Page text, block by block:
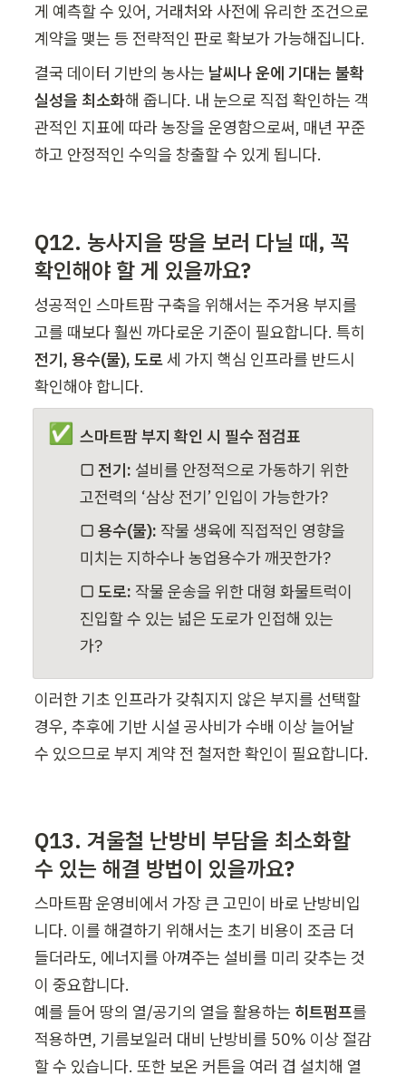
게 예측할 수 있어, 거래처와 사전에 유리한 조건으로
계약을 맺는 등 전략적인 판로 확보가 가능해집니다.
결국 데이터 기반의 농사는 날씨나 운에 기대는 불확
실성을 최소화해 줍니다. 내 눈으로 직접 확인하는 객
관적인 지표에 따라 농장을 운영함으로써, 매년 꾸준
하고 안정적인 수익을 창출할 수 있게 됩니다.
Q12. 농사지을 땅을 보러 다닐 때, 꼭
확인해야 할 게 있을까요?
성공적인 스마트팜 구축을 위해서는 주거용 부지를
전기, 용수(물), 도로 세 가지 핵심 인프라를 반드시
확인해야 합니다.
✅ 스마트팜 부지 확인 시 필수 점검표
▢ 전기: 설비를 안정적으로 가동하기 위한
고전력의 ‘삼상 전기’ 인입이 가능한가?
▢ 용수(물): 작물 생육에 직접적인 영향을
미치는 지하수나 농업용수가 깨끗한가?
▢ 도로: 작물 운송을 위한 대형 화물트럭이
진입할 수 있는 넓은 도로가 인접해 있는
가?
이러한 기초 인프라가 갖춰지지 않은 부지를 선택할
경우, 추후에 기반 시설 공사비가 수배 이상 늘어날
수 있으므로 부지 계약 전 철저한 확인이 필요합니다.
Q13. 겨울철 난방비 부담을 최소화할
수 있는 해결 방법이 있을까요?
스마트팜 운영비에서 가장 큰 고민이 바로 난방비입
니다. 이를 해결하기 위해서는 초기 비용이 조금 더
들더라도, 에너지를 아껴주는 설비를 미리 갖추는 것
이 중요합니다.
예를 들어 땅의 열/공기의 열을 활용하는 히트펌프를
적용하면, 기름보일러 대비 난방비를 50% 이상 절감
할 수 있습니다. 또한 보온 커튼을 여러 겹 설치해 열